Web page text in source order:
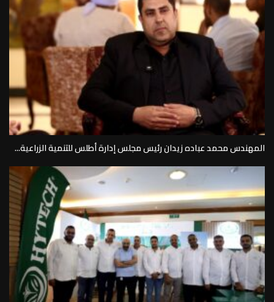
المهندس محمد عباده زيدان رئيس مجلس إدارة أطلس للتنمية الزراعية...